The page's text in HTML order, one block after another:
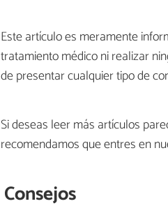
Este artículo es meramente
tratamiento médico ni realizar
de presentar cualquier tipo de
Si deseas leer más artículos
recomendamos que entres en
Consejos